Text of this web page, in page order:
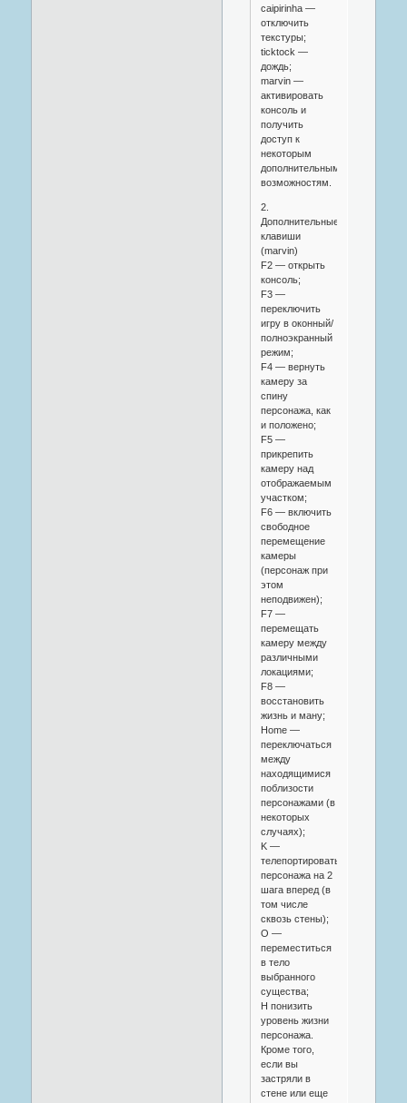
caipirinha —
отключить
текстуры;
ticktock —
дождь;
marvin —
активировать
консоль и
получить
доступ к
некоторым
дополнительным
возможностям.
2.
Дополнительные
клавиши
(marvin)
F2 — открыть
консоль;
F3 —
переключить
игру в оконный/
полноэкранный
режим;
F4 — вернуть
камеру за
спину
персонажа, как
и положено;
F5 —
прикрепить
камеру над
отображаемым
участком;
F6 — включить
свободное
перемещение
камеры
(персонаж при
этом
неподвижен);
F7 —
перемещать
камеру между
различными
локациями;
F8 —
восстановить
жизнь и ману;
Home —
переключаться
между
находящимися
поблизости
персонажами (в
некоторых
случаях);
K —
телепортировать
персонажа на 2
шага вперед (в
том числе
сквозь стены);
O —
переместиться
в тело
выбранного
существа;
H понизить
уровень жизни
персонажа.
Кроме того,
если вы
застряли в
стене или еще